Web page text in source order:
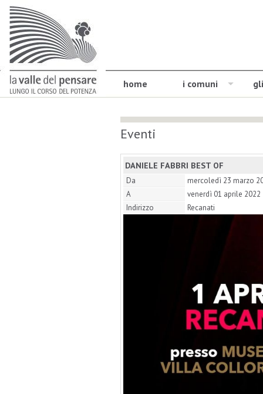
home i comuni
Eventi
DANIELE FABBRI BEST OF
Da
mercoledì 23 marzo
A
venerdì 01 aprile 2022
Indirizzo
Recanati